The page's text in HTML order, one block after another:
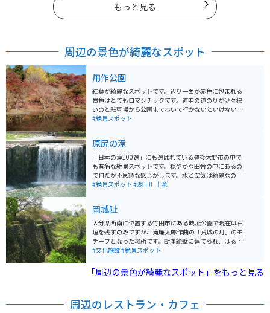
もっと見る
周辺の景色が綺麗なスポット
用作公園
紅葉が綺麗なスポットです。辺り一面が赤色に包まれる
景色はとてもロマンチックです。道中の道のりが少々狭
いのと駐車場から公園まで歩いて行かないといけないの
が若干大変です。ライトアップもしているので夜に行く
#絶景スポット
原尻の滝
「日本の滝100選」にも選ばれている豊後大野市の中で
も有名な絶景スポットです。穏やかな田舎の中にあるの
で何だか不思議な感じがします。水と空気は綺麗なの
で、心身共々癒されます。道の駅もあるので休憩やラン
#絶景スポット #湖｜川｜滝
岡城阯
大分県西南に位置する竹田市にある城址公園で現在は石
垣を残すのみですが、滝廉太郎作曲の「荒城の月」のモ
チーフとなった場所です。断崖絶壁に建てられ、はるか
遠くに高千穂の峰や阿蘇山を眺められる景色は壮観で
しても有名です。
#文化施設#絶景スポット
「周辺の景色が綺麗なスポット」をもっと見る
周辺のレストラン・カフェ